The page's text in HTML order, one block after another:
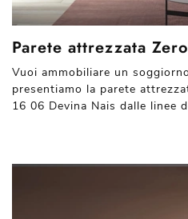
Parete attrezzata
Vuoi ammobiliare un
presentiamo la parete
16 06 Devina Nais dalle linee